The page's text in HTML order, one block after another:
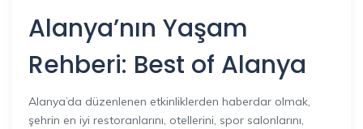
Alanya’nın Yaşam
Rehberi: Best of Alanya
Alanya’da düzenlenen etkinliklerden haberdar olmak,
şehrin en iyi restoranlarını, otellerini, spor salonlarını,